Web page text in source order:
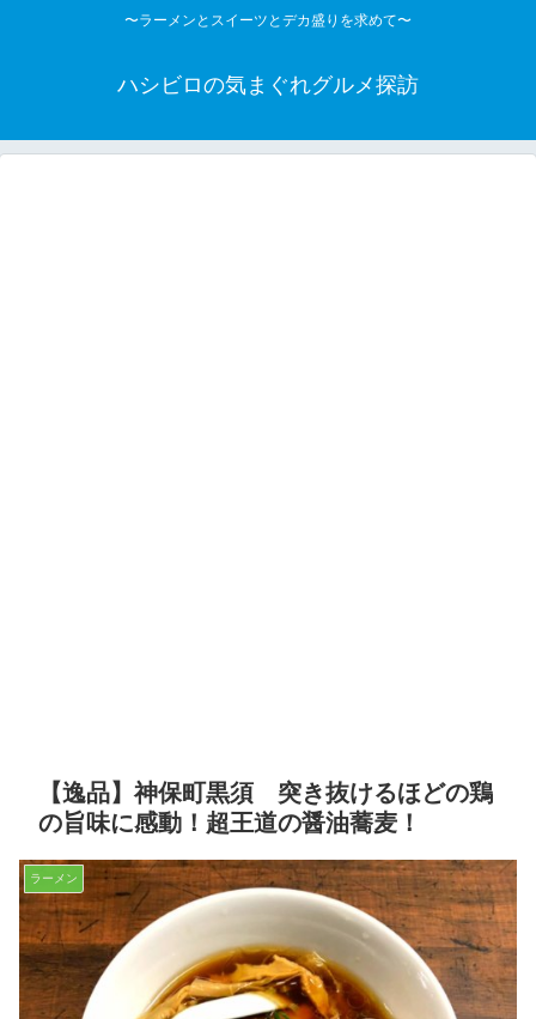
〜ラーメンとスイーツとデカ盛りを求めて〜
ハシビロの気まぐれグルメ探訪
【逸品】神保町黒須 突き抜けるほどの鶏
の旨味に感動！超王道の醤油蕎麦！
ラーメン